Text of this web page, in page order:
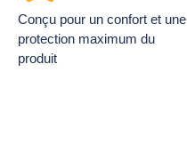
Conçu pour un confort et une
protection maximum du
produit